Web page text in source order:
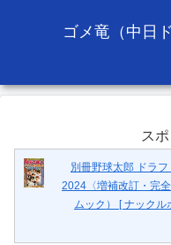
ゴメ竜（中日
ス
別冊野球太郎 ドラ
2024〈増補改訂・完
ムック） [ ナックル